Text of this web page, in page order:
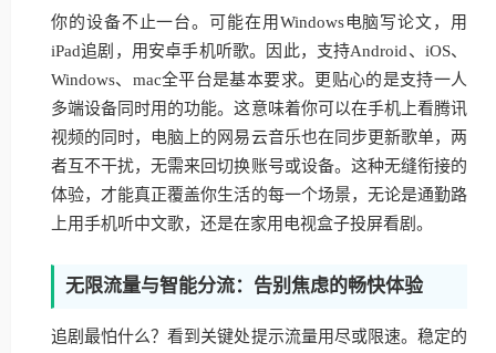
你的设备不止一台。可能在用Windows电脑写论文，用
iPad追剧，用安卓手机听歌。因此，支持Android、iOS、
Windows、mac全平台是基本要求。更贴心的是支持一人
多端设备同时用的功能。这意味着你可以在手机上看腾讯
视频的同时，电脑上的网易云音乐也在同步更新歌单，两
者互不干扰，无需来回切换账号或设备。这种无缝衔接的
体验，才能真正覆盖你生活的每一个场景，无论是通勤路
上用手机听中文歌，还是在家用电视盒子投屏看剧。
无限流量与智能分流：告别焦虑的畅快体验
追剧最怕什么？看到关键处提示流量用尽或限速。稳定的